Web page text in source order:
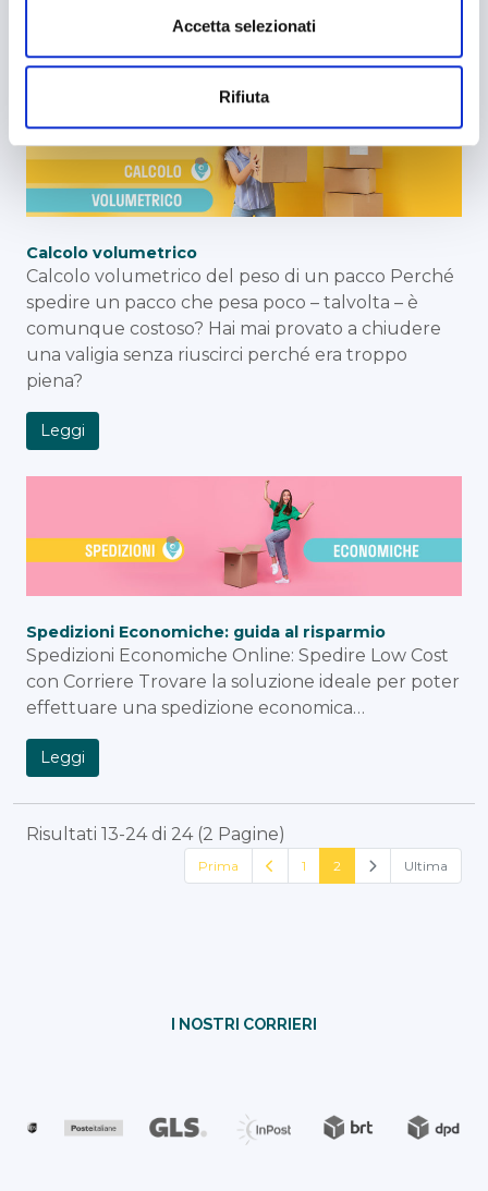
Utilizziamo i cookie per personalizzare contenuti ed
analizzare il nostro traffico. Condividiamo inoltre
informazioni sul modo in cui utilizza il nostro sito con i
nostri partner che si occupano di analisi dei dati web,
pubblicità e social media, i quali potrebbero combinarle
con altre informazioni che ha fornito loro o che hanno
raccolto dal suo utilizzo dei loro servizi.
Accetta selezionati
Rifiuta
Leggi
Calcolo volumetrico
Calcolo volumetrico del peso di un pacco Perché
spedire un pacco che pesa poco – talvolta – è
comunque costoso? Hai mai provato a chiudere
una valigia senza riuscirci perché era troppo
piena?
Leggi
Spedizioni Economiche: guida al risparmio
Spedizioni Economiche Online: Spedire Low Cost
con Corriere Trovare la soluzione ideale per poter
effettuare una spedizione economica…
Leggi
Risultati 13-24 di 24 (2 Pagine)
Prima 1 2 Ultima
I NOSTRI CORRIERI